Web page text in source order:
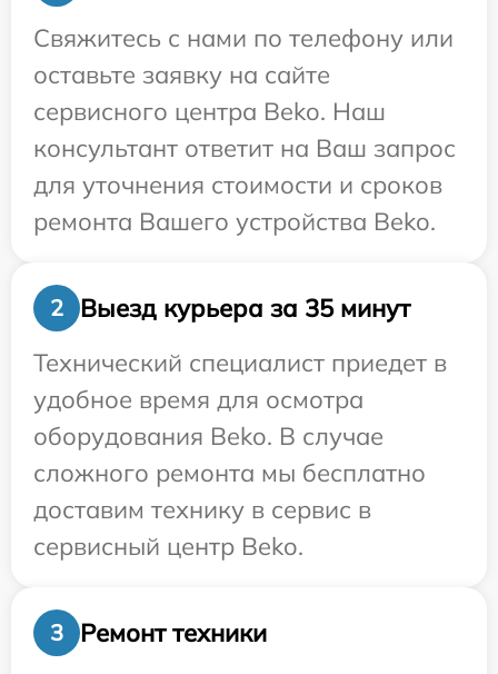
Свяжитесь с нами по телефону или
оставьте заявку на сайте
сервисного центра Beko. Наш
консультант ответит на Ваш запрос
для уточнения стоимости и сроков
ремонта Вашего устройства Beko.
2
Выезд курьера за 35 минут
Технический специалист приедет в
удобное время для осмотра
оборудования Beko. В случае
сложного ремонта мы бесплатно
доставим технику в сервис в
сервисный центр Beko.
3
Ремонт техники